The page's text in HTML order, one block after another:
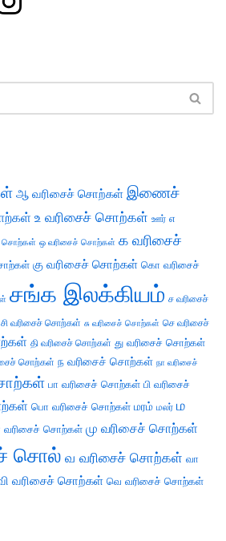
ஆ வரிசைச் சொற்கள் இணைச்
உ வரிசைச் சொற்கள் ஊர் எ
சொற்கள் ஒ வரிசைச் சொற்கள் க வரிசைச்
கு வரிசைச் சொற்கள் கொ வரிசைச்
சங்க இலக்கியம் ச வரிசைச்
சி வரிசைச் சொற்கள் சு வரிசைச் சொற்கள் செ வரிசைச்
தி வரிசைச் சொற்கள் து வரிசைச் சொற்கள்
சொற்கள் ந வரிசைச் சொற்கள் நா வரிசைச்
பா வரிசைச் சொற்கள் பி வரிசைச்
பொ வரிசைச் சொற்கள் மரம் மலர் ம
வரிசைச் சொற்கள் மு வரிசைச் சொற்கள்
சொல் வ வரிசைச் சொற்கள் வா
வரிசைச் சொற்கள் வெ வரிசைச் சொற்கள்